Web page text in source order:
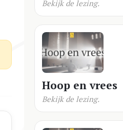
Bekijk de lezing.
Hoop en vrees
Bekijk de lezing.